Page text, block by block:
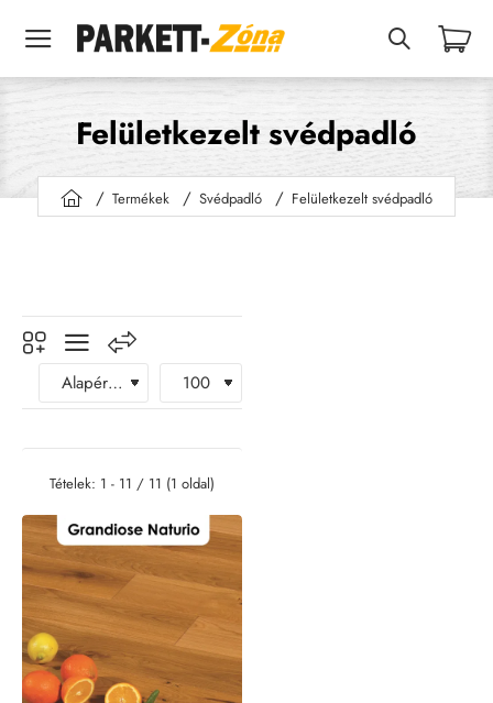
Felületkezelt svédpadló
h
Termékek Svédpadló Felületkezelt svédpadló
Tételek: 1 - 11 / 11 (1 oldal)